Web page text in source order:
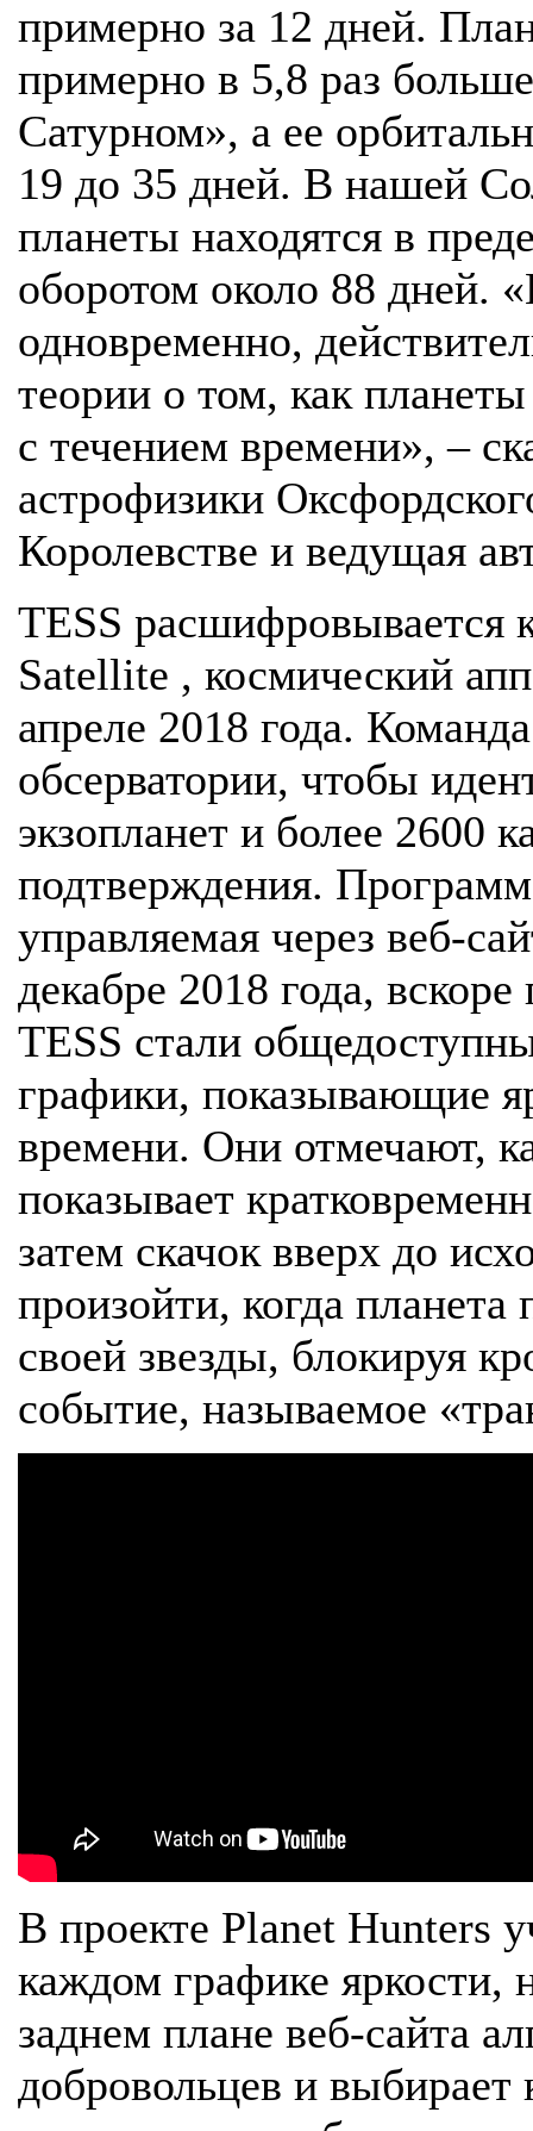
примерно за 12 дней.
примерно в 5,8 раз
Сатурном», а ее
19 до 35 дней. В нашей
планеты находятся в
оборотом около 88 дней.
одновременно,
теории о том, как
с течением времени», –
астрофизики
Королевстве и ведущая
TESS расшифровывается
Satellite , космический
апреле 2018 года.
обсерватории, чтобы
экзопланет и более 2600
подтверждения.
управляемая через веб-
декабре 2018 года,
TESS стали
графики, показывающие
времени. Они отмечают,
показывает
затем скачок вверх до
произойти, когда
своей звезды, блокируя
событие, называемое
В проекте Planet Hunters
каждом графике яркости,
заднем плане веб-сайта
добровольцев и